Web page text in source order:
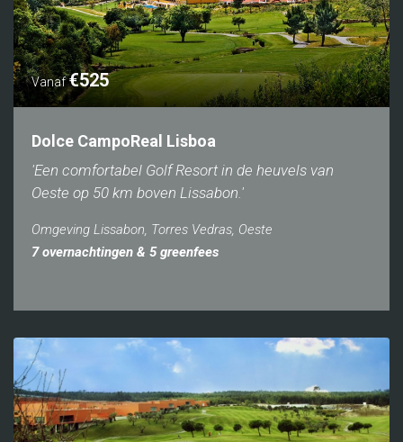
Vanaf€525
Dolce CampoReal Lisboa
'Een comfortabel Golf Resort in de heuvels van
Oeste op 50 km boven Lissabon.'
Omgeving Lissabon, Torres Vedras, Oeste
7 overnachtingen & 5 greenfees